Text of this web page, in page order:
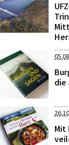
die
Mit